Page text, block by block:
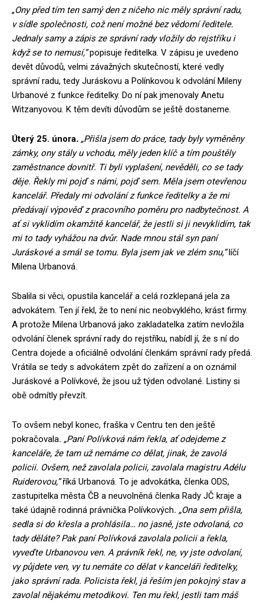
„Ony před tím ten samý den z ničeho nic měly správní radu,
v sídle společnosti, což není možné bez vědomí ředitele.
Jednaly samy a zápis ze správní rady vložily do rejstříku i
když se to nemusí,“popisuje ředitelka. V zápisu je uvedeno
devět důvodů, velmi závažných skutečností, které vedly
správní radu, tedy Juráskovu a Polínkovou k odvolání Mileny
Urbanové z funkce ředitelky. Do ní pak jmenovaly Anetu
Witzanyovou. K těm devíti důvodům se ještě dostaneme.
Úterý 25. února. „Přišla jsem do práce, tady byly vyměněny
zámky, ony stály u vchodu, měly jeden klíč a tím pouštěly
zaměstnance dovnitř. Ti byli vyplašení, nevěděli, co se tady
děje. Řekly mi pojď s námi, pojď sem. Měla jsem otevřenou
kancelář. Předaly mi odvolání z funkce ředitelky a že mi
předávají výpověď z pracovního poměru pro nadbytečnost. A
ať si vyklidím okamžitě kancelář, že jestli si ji nevyklidím, tak
mi to tady vyhážou na dvůr. Nade mnou stál syn paní
Juráskové a smál se tomu. Byla jsem jak ve zlém snu,“líčí
Milena Urbanová.
Sbalila si věci, opustila kancelář a celá rozklepaná jela za
advokátem. Ten jí řekl, že to není nic neobvyklého, krást firmy.
A protože Milena Urbanová jako zakladatelka zatím nevložila
odvolání členek správní rady do rejstříku, nabídl jí, že s ní do
Centra dojede a oficiálně odvolání členkám správní rady předá.
Vrátila se tedy s advokátem zpět do zařízení a on oznámil
Juráskové a Polívkové, že jsou už týden odvolané. Listiny si
obě odmítly převzít.
To ovšem nebyl konec, fraška v Centru ten den ještě
pokračovala. „Paní Polívková nám řekla, ať odejdeme z
kanceláře, že tam už nemáme co dělat, jinak, že zavolá
policii. Ovšem, než zavolala policii, zavolala magistru Adélu
Ruiderovou,“říká Urbanová. To je advokátka, členka ODS,
zastupitelka města ČB a neuvolněná členka Rady JČ kraje a
také údajně rodinná právnička Polívkových. „Ona sem přišla,
sedla si do křesla a prohlásila… no jasně, jste odvolaná, co
tady děláte? Pak paní Polívková zavolala policii a řekla,
vyveďte Urbanovou ven. A právník řekl, ne, vy jste odvolaní,
vy půjdete ven, vy tu nemáte co dělat v kanceláři ředitelky,
jako správní rada. Policista řekl, já řeším jen pokojný stav a
zavolal nějakému metodikovi. Ten mu řekl, jestli tam máš